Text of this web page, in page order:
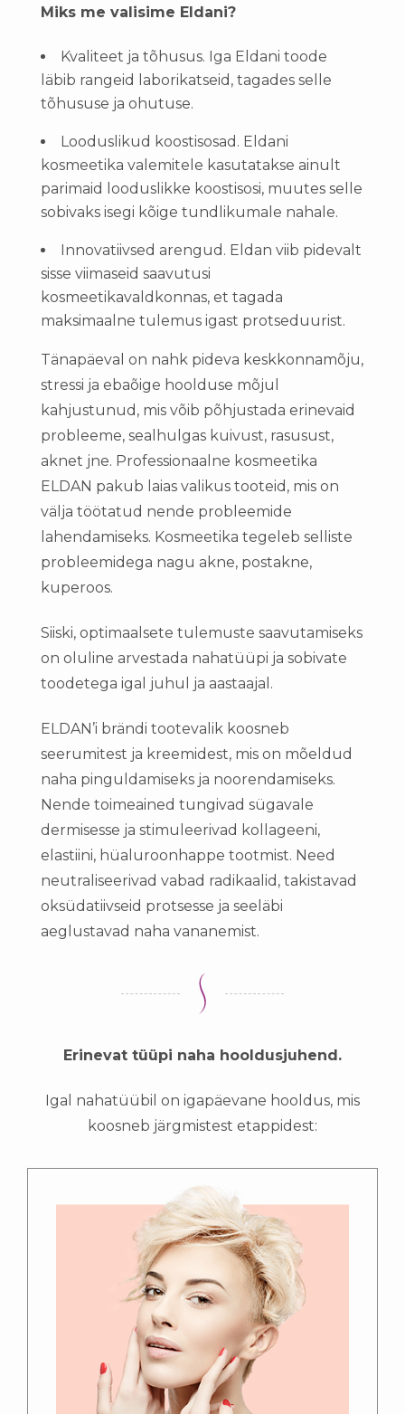
Miks me valisime Eldani?
Kvaliteet ja tõhusus. Iga Eldani toode
läbib rangeid laborikatseid, tagades selle
tõhususe ja ohutuse.
Looduslikud koostisosad. Eldani
kosmeetika valemitele kasutatakse ainult
parimaid looduslikke koostisosi, muutes selle
sobivaks isegi kõige tundlikumale nahale.
Innovatiivsed arengud. Eldan viib pidevalt
sisse viimaseid saavutusi
kosmeetikavaldkonnas, et tagada
maksimaalne tulemus igast protseduurist.
Tänapäeval on nahk pideva keskkonnamõju,
stressi ja ebaõige hoolduse mõjul
kahjustunud, mis võib põhjustada erinevaid
probleeme, sealhulgas kuivust, rasusust,
aknet jne. Professionaalne kosmeetika
ELDAN pakub laias valikus tooteid, mis on
välja töötatud nende probleemide
lahendamiseks. Kosmeetika tegeleb selliste
probleemidega nagu akne, postakne,
kuperoos.
Siiski, optimaalsete tulemuste saavutamiseks
on oluline arvestada nahatüüpi ja sobivate
toodetega igal juhul ja aastaajal.
ELDAN’i brändi tootevalik koosneb
seerumitest ja kreemidest, mis on mõeldud
naha pinguldamiseks ja noorendamiseks.
Nende toimeained tungivad sügavale
dermisesse ja stimuleerivad kollageeni,
elastiini, hüaluroonhappe tootmist. Need
neutraliseerivad vabad radikaalid, takistavad
oksüdatiivseid protsesse ja seeläbi
aeglustavad naha vananemist.
Erinevat tüüpi naha hooldusjuhend.
Igal nahatüübil on igapäevane hooldus, mis
koosneb järgmistest etappidest: